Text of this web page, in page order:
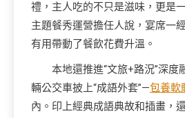
禮，主人吃的不只是滋味，更是
主題餐秀運營擔任人說，宴席一
有用帶動了餐飲花費升溫。
本地還推進“文旅+路況”深度
輛公交車披上“成語外套”—包養軟
內。印上經典成語典故和插畫，